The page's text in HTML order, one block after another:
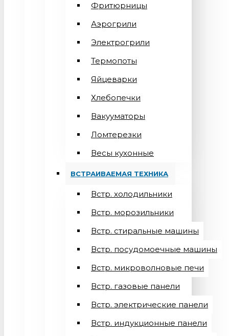
Фритюрницы
Аэрогрили
Электрогрили
Термопоты
Яйцеварки
Хлебопечки
Вакууматоры
Ломтерезки
Весы кухонные
ВСТРАИВАЕМАЯ ТЕХНИКА
Встр. холодильники
Встр. морозильники
Встр. стиральные машины
Встр. посудомоечные машины
Встр. микроволновые печи
Встр. газовые панели
Встр. электрические панели
Встр. индукционные панели